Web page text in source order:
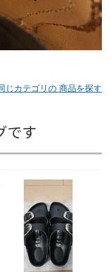
じカテゴリの 商品を探す
です